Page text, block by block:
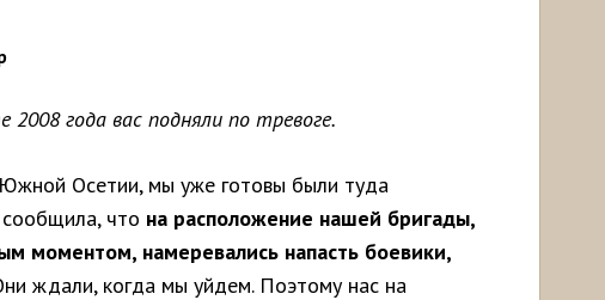
2008 года вас подняли по тревоге.
Осетии, мы уже готовы были туда
что на расположение нашей бригады,
моментом, намеревались напасть боевики,
ждали, когда мы уйдем. Поэтому нас на